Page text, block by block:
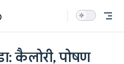
कैलोरी, पोषण